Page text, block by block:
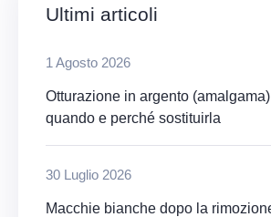
Ultimi articoli
1 Agosto 2026
Otturazione in argento
quando e perché sostituirla
30 Luglio 2026
Macchie bianche dopo la